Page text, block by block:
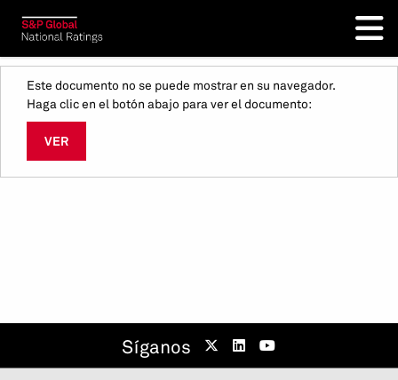
Este documento no se puede mostrar en su navegador.
Haga clic en el botón abajo para ver el documento:
VER
Síganos